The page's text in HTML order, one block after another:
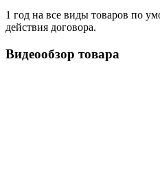
1 год на все виды товаров по
действия договора.
Видеообзор товара